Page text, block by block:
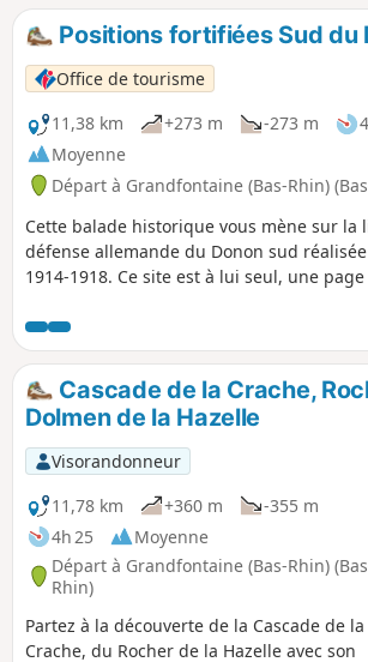
Positions fortifiées Sud du
Office de tourisme
11,38 km
+273 m -273 m
Moyenne
Départ à Grandfontaine (Bas-Rhin)
Cette balade historique vous mène sur la
défense allemande du Donon sud
1914-1918. Ce site est à lui seul, une
Cascade de la Crache,
Dolmen de la Hazelle
Visorandonneur
11,78 km
+360 m
-355 m
4h 25
Moyenne
Départ à Grandfontaine (Bas-Rhin)
Rhin)
Partez à la découverte de la Cascade de la
Crache, du Rocher de la Hazelle avec son